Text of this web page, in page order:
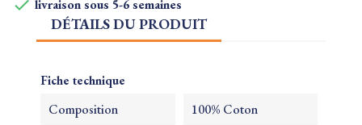
 livraison sous 5-6 semaines
DÉTAILS DU PRODUIT
Fiche technique
Composition 100% Coton